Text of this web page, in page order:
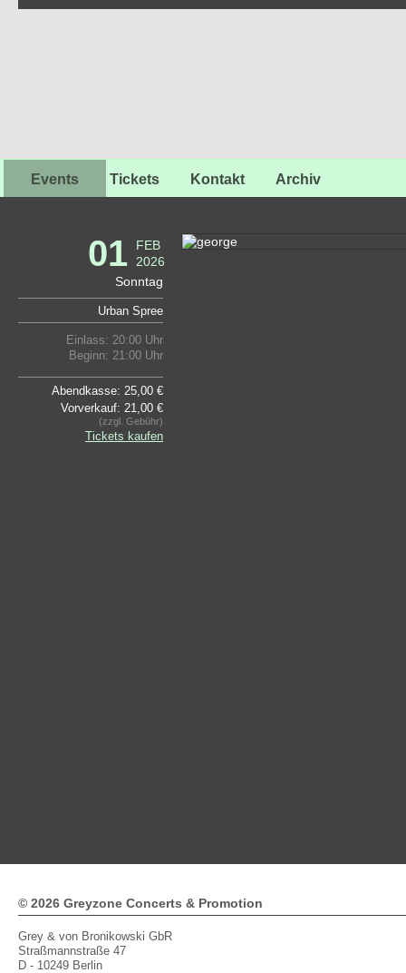
Events Tickets Kontakt Archiv
01
FEB
2026
Sonntag
Urban Spree
Einlass: 20:00 Uhr
Beginn: 21:00 Uhr
Abendkasse: 25,00 €
Vorverkauf: 21,00 €
(zzgl. Gebühr)
Tickets kaufen
© 2026 Greyzone Concerts & Promotion
Grey & von Bronikowski GbR
Straßmannstraße 47
D - 10249 Berlin